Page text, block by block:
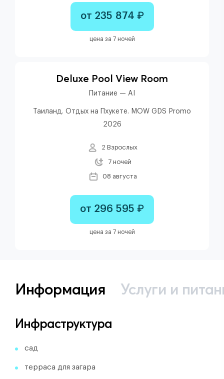
от 235 874 ₽
цена за 7 ночей
Deluxe Pool View Room
Питание — AI
Таиланд. Отдых на Пхукете. MOW GDS Promo
2026
2 Взрослых
7 ночей
08 августа
от 296 595 ₽
цена за 7 ночей
Информация Услуги и
Инфраструктура
сад
терраса для загара